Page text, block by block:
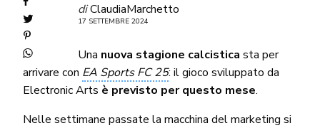
diClaudiaMarchetto
17 SETTEMBRE 2024
Una nuova stagione calcistica sta per
arrivare con EA Sports FC 25: il gioco sviluppato da
Electronic Arts è previsto per questo mese.
Nelle settimane passate la macchina del marketing si